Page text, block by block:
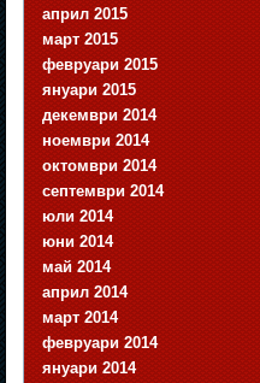
април 2015
март 2015
февруари 2015
януари 2015
декември 2014
ноември 2014
октомври 2014
септември 2014
юли 2014
юни 2014
май 2014
април 2014
март 2014
февруари 2014
януари 2014